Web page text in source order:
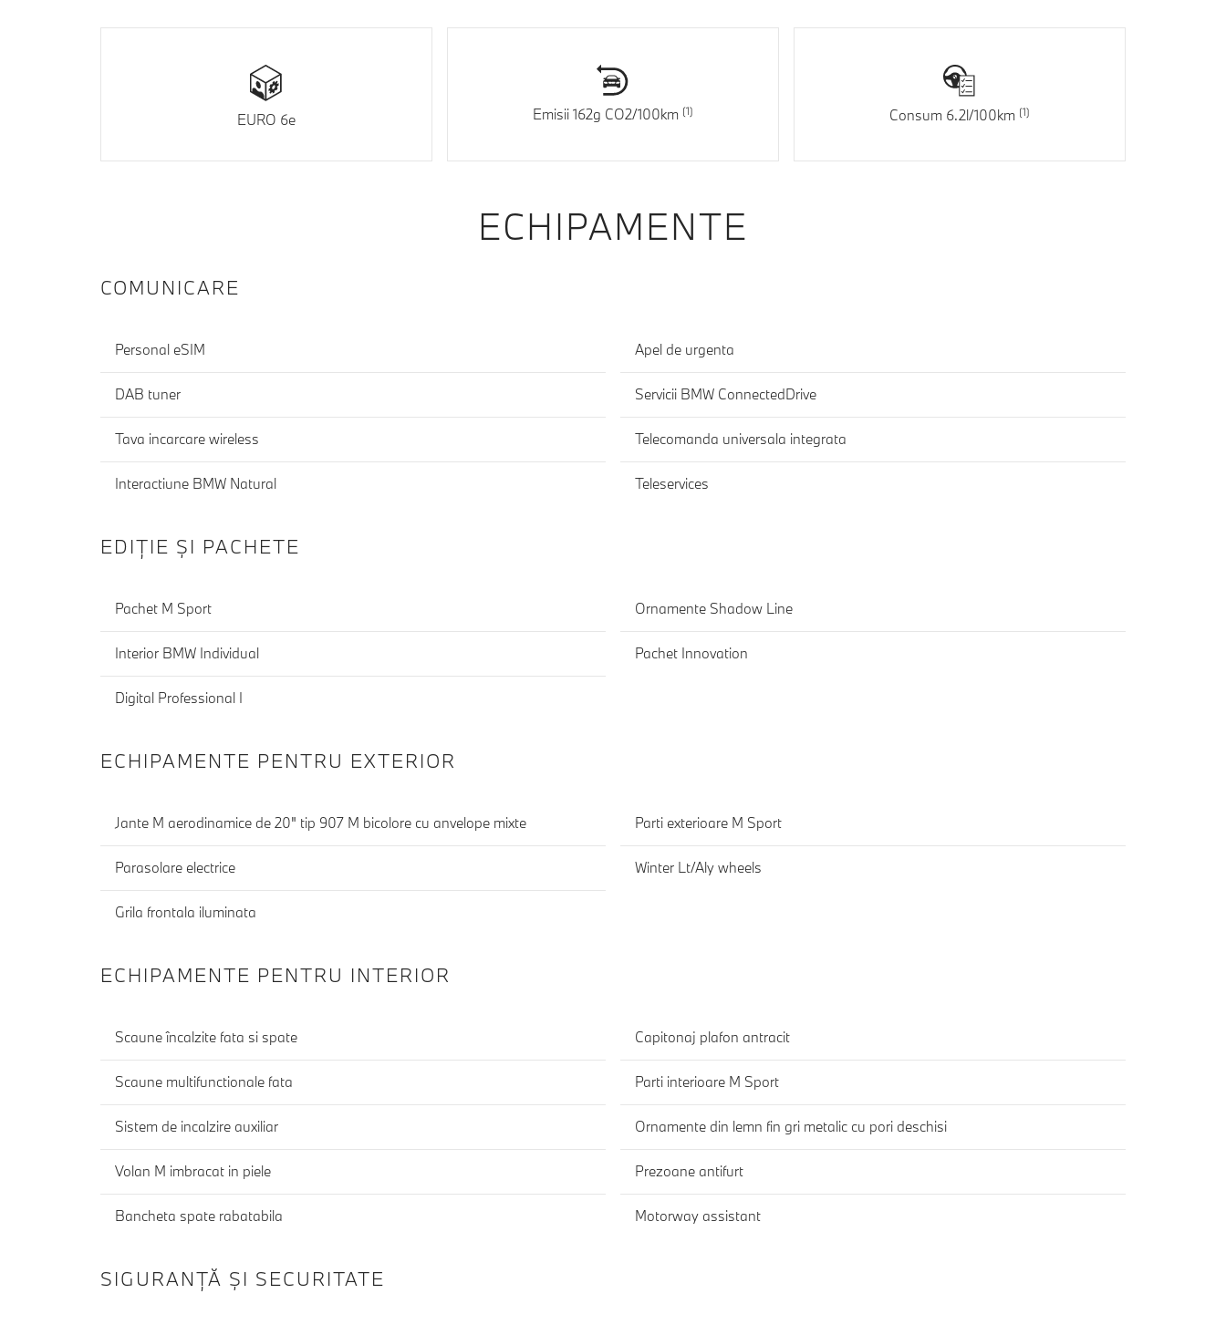
EURO 6e Emisii 162g CO2/100km Consum 6.2l/100km
ECHIPAMENTE
COMUNICARE
Personal eSIM
DAB tuner
Tava incarcare wireless
Interactiune BMW Natural
Apel de urgenta
Servicii BMW ConnectedDrive
Telecomanda universala integrata
Teleservices
EDIŢIE ŞI PACHETE
Pachet M Sport
Interior BMW Individual
Digital Professional I
Ornamente Shadow Line
Pachet Innovation
ECHIPAMENTE PENTRU EXTERIOR
Jante M aerodinamice de 20" tip 907 M bicolore cu anvelope mixte
Parasolare electrice
Grila frontala iluminata
Parti exterioare M Sport
Winter Lt/Aly wheels
ECHIPAMENTE PENTRU INTERIOR
Scaune încalzite fata si spate
Scaune multifunctionale fata
Sistem de incalzire auxiliar
Volan M imbracat in piele
Bancheta spate rabatabila
Capitonaj plafon antracit
Parti interioare M Sport
Ornamente din lemn fin gri metalic cu pori deschisi
Prezoane antifurt
Motorway assistant
SIGURANŢĂ ŞI SECURITATE